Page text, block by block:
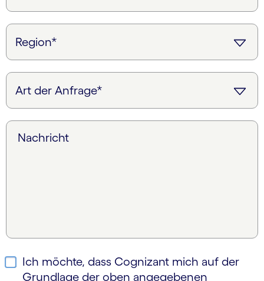
Nachricht
Ich möchte, dass Cognizant mich auf der
Grundlage der oben angegebenen